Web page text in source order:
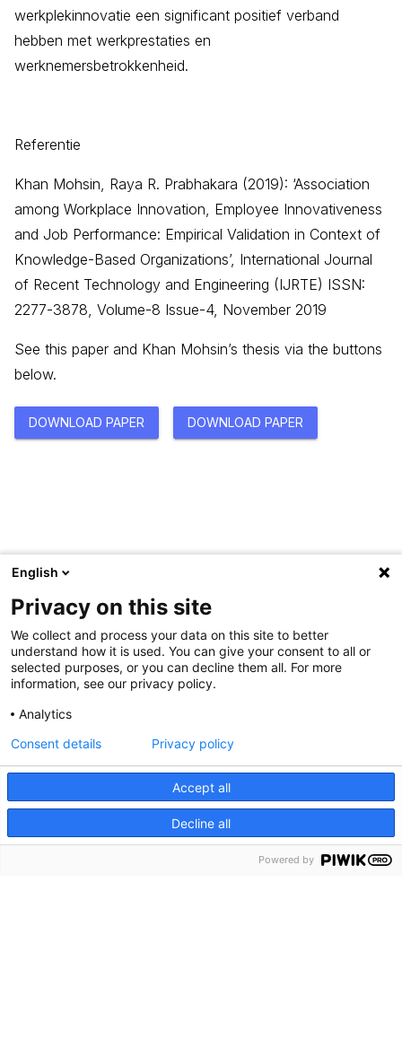
menu
Menu
werkplekinnovatie een significant positief verband
hebben met werkprestaties en
werknemersbetrokkenheid.
Referentie
Khan Mohsin, Raya R. Prabhakara (2019): ‘Association
among Workplace Innovation, Employee Innovativeness
and Job Performance: Empirical Validation in Context of
Knowledge-Based Organizations’, International Journal
of Recent Technology and Engineering (IJRTE) ISSN:
2277-3878, Volume-8 Issue-4, November 2019
See this paper and Khan Mohsin’s thesis via the buttons
below.
DOWNLOAD PAPER DOWNLOAD PAPER
English
Privacy on this site
We collect and process your data on this site to better
understand how it is used. You can give your consent to all or
selected purposes, or you can decline them all. For more
information, see our privacy policy.
Analytics
Accept all
Decline all
Consent details Privacy policy
Powered by